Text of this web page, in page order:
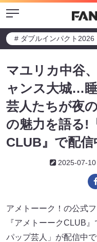
Menu
# ダブルインパクト2026
マユリカ中谷
ャンス大城…
芸人たちが夜
の魅力を語る!
CLUB』で配信
2025-07-10
アメトーーク！の公式
『アメトーークCLUB
パップ芸人」が配信中で